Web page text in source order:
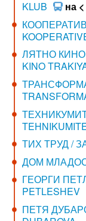
KLUB
на
ЛЯТНО КИНО
KINO
ТИХ ТРУД /
ДОМ
ГЕОРГИ
PETLESHEV
ПЕТЯ